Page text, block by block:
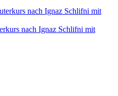
nach Ignaz Schlifni mit
nach Ignaz Schlifni mit